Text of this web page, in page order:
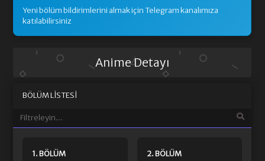
Yeni bölüm bildirimlerini almak için Telegram kanalımıza
katılabilirsiniz
Anime Detayı
BÖLÜM LISTESI
1. BÖLÜM 2. BÖLÜM